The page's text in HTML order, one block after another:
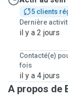
5 clients
Dernière
il y a 2 jours
Contacté(e)
fois
il y a 4 jours
A propos de